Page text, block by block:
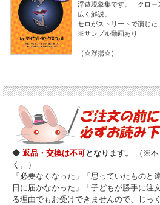
浮遊現象集です。 クロー
広く解説。
セロがストリートで演じた
※サンプル動画あり
（☆浮揚☆）
◆ 返品・交換は不可となります。
（※不
く。）
「必要なくなった」「思っていたものと
日に届かなかった」「子どもが勝手に注
る理由でもお受けできませんので、じっ